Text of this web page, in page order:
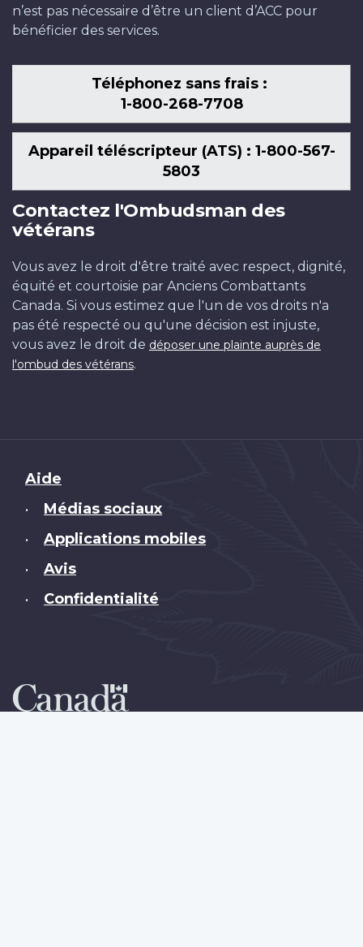
n’est pas nécessaire d’être un client d’ACC pour
bénéficier des services.
Téléphonez sans frais :
1-800-268-7708
Appareil téléscripteur (ATS) : 1-800-567-
5803
Contactez l'Ombudsman des
vétérans
Vous avez le droit d'être traité avec respect, dignité,
équité et courtoisie par Anciens Combattants
Canada. Si vous estimez que l'un de vos droits n'a
pas été respecté ou qu'une décision est injuste,
vous avez le droit de déposer une plainte auprès de
l'ombud des vétérans.
Brand
Aide
• Médias sociaux
• Applications mobiles
• Avis
• Confidentialité